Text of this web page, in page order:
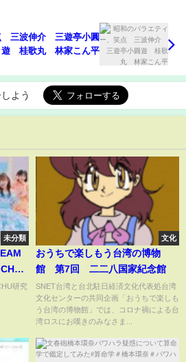
三波伸介 三遊亭小圓
遊 桂歌丸 林家こん平
よう
未分類
研究
文化
おうちで楽しもう台湾の博物
館 第7回 二二八国家紀念館
SNET台湾と台北駐日経済文化代表処台湾
文化センターの共同企画「おうちで楽しも
う台湾の博物館」では、コロナ禍による台
湾ロスにお嘆きのみなさま...